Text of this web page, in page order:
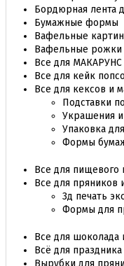
Бордюрная лента
Бумажные формы
Вафельные
Вафельные рожки
Все для МАКАРУНС
Все для кейк
Все для кексов и
Подставки
Украшения
Упаковка
Формы
Все для пищевого
Все для пряников
3д печать
Формы для
Все для шоколада
Всё для праздника
Вырубки для